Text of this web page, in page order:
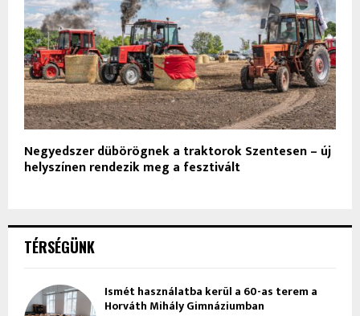
Negyedszer dübörögnek a traktorok Szentesen – új
helyszínen rendezik meg a fesztivált
TÉRSÉGÜNK
Ismét használatba kerül a 60-as terem a
Horváth Mihály Gimnáziumban